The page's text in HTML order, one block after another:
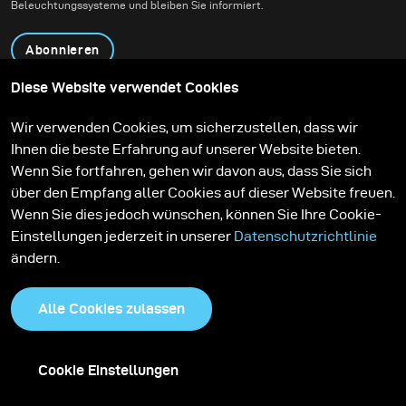
Beleuchtungssysteme und bleiben Sie informiert.
Abonnieren
Kontakt
Technologien
Contribute to our blog
Lernen
Support
Karriere
Media Center
Diese Website verwendet Cookies
Wir verwenden Cookies, um sicherzustellen, dass wir
Ihnen die beste Erfahrung auf unserer Website bieten.
Wenn Sie fortfahren, gehen wir davon aus, dass Sie sich
über den Empfang aller Cookies auf dieser Website freuen.
Wenn Sie dies jedoch wünschen, können Sie Ihre Cookie-
Einstellungen jederzeit in unserer Datenschutzrichtlinie
ändern.
Alle Cookies zulassen
Cookie Einstellungen